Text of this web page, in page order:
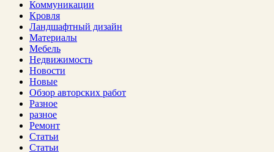
Коммуникации
Кровля
Ландшафтный дизайн
Материалы
Мебель
Недвижимость
Новости
Новые
Обзор авторских работ
Разное
разное
Ремонт
Статьи
Статьи